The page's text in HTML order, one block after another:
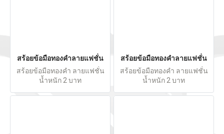
สร้อยข้อมือทองคำลายแฟชั่น
สร้อยข้อมือทองคำ ลายแฟชั่น
น้ำหนัก 2 บาท
สร้อยข้อมือทองคำลายแฟชั่น
สร้อยข้อมือทองคำ ลายแฟชั่น
น้ำหนัก 2 บาท